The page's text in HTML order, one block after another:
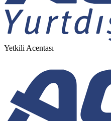
Yetkili Acentası